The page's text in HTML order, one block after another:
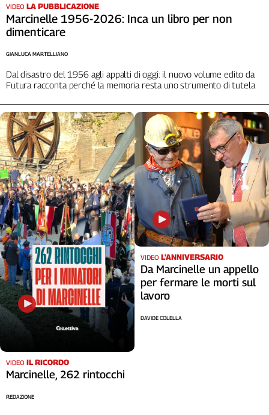
La
redazione
Newsletter
Social
VIDEO LA PUBBLICAZIONE
Marcinelle 1956-2026: Inca un libro per non
dimenticare
Dal disastro del 1956 agli appalti di oggi: il nuovo volume edito da
Futura racconta perché la memoria resta uno strumento di tutela
GIANLUCA MARTELLIANO
VIDEO IL RICORDO
Marcinelle, 262 rintocchi
REDAZIONE
VIDEO L'ANNIVERSARIO
Da Marcinelle un appello
per fermare le morti sul
lavoro
DAVIDE COLELLA